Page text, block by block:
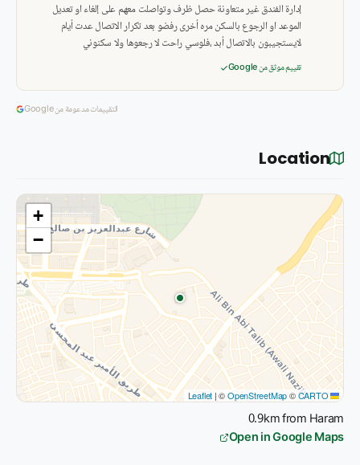
إدارة الفندق غير متعاونة حصل ظرف وتواصلت معهم على إلغاء او تعديل
الموعد او الرجوع بالسكن مره أخرى رفضو بعد تكرار الاتصال عدت أيام
لايستجيبون بالاتصال أبد ،فلوسي راحت لا رجعوها ولا سكنوني
تقييم موثق من Google
التقييمات مدعومة من Google
Location
+
−
Leaflet
|©OpenStreetMap©CARTO
0.9km from Haram
Open in Google Maps